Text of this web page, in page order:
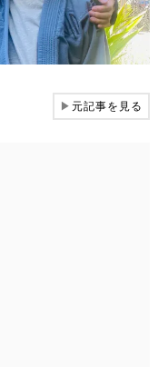
▶元記事を見る